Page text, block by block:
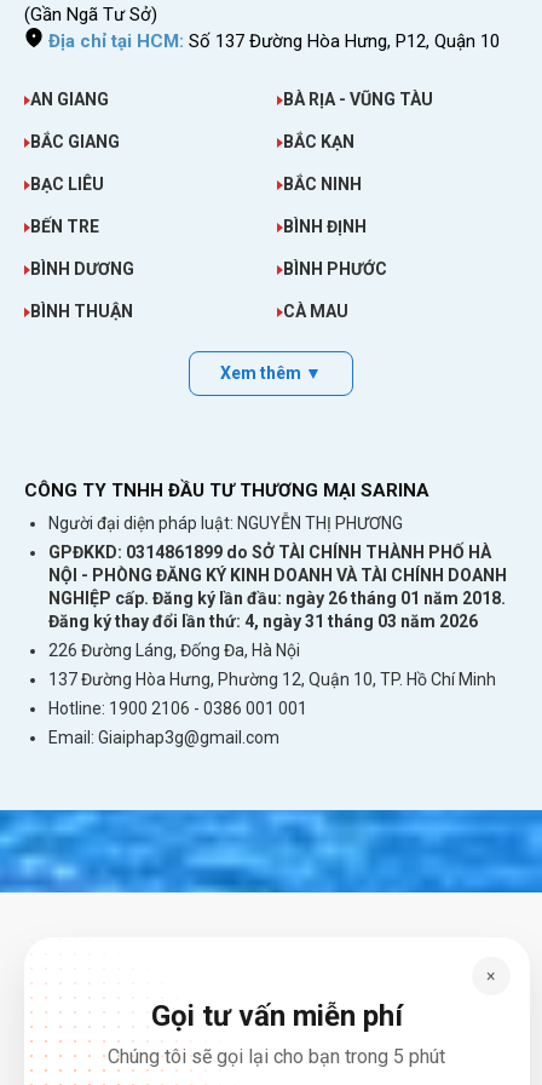
điện thoại di động, máy tính bảng, thiết bị
phát wifi.
Bài viết liên quan
Làm Hộ Chiếu Cần Những Giấy Tờ Gì ? Thủ Tục
Làm Hộ Chiếu Ở Việt Nam
Bỏ Túi Những Câu Tiếng Anh Giao Tiếp Đi Du
Lịch Không Thể Thiếu
Giản Nhất
Vớisim 4G/5GBrunei
bạn vừa truy cập
lịch quốc tế phải không nào. Nếu bạn cần được
tư vấn thêm hãy gọi ngay đến Hotline
0974.051.444 hoặc 0386.001.001 của chúng
(Gần Ngã Tư Sở)
Địa chỉ tại HCM: Số 137 Đường Hòa Hưng, P12, Quận 10
AN GIANG BÀ RỊA - VŨNG TÀU
BẮC GIANG BẮC KẠN
BẠC LIÊU BẮC NINH
BẾN TRE BÌNH ĐỊNH
BÌNH DƯƠNG BÌNH PHƯỚC
BÌNH THUẬN CÀ MAU
Xem thêm ▼
CÔNG TY TNHH ĐẦU TƯ THƯƠNG MẠI SARINA
Người đại diện pháp luật: NGUYỄN THỊ PHƯƠNG
GPĐKKD: 0314861899 do SỞ TÀI CHÍNH THÀNH PHỐ HÀ
NỘI - PHÒNG ĐĂNG KÝ KINH DOANH VÀ TÀI CHÍNH DOANH
NGHIỆP cấp. Đăng ký lần đầu: ngày 26 tháng 01 năm 2018.
Đăng ký thay đổi lần thứ: 4, ngày 31 tháng 03 năm 2026
226 Đường Láng, Đống Đa, Hà Nội
137 Đường Hòa Hưng, Phường 12, Quận 10, TP. Hồ Chí Minh
Hotline: 1900 2106 - 0386 001 001
Email: Giaiphap3g@gmail.com
×
Gọi tư vấn miễn phí
Chúng tôi sẽ gọi lại cho bạn trong 5 phút